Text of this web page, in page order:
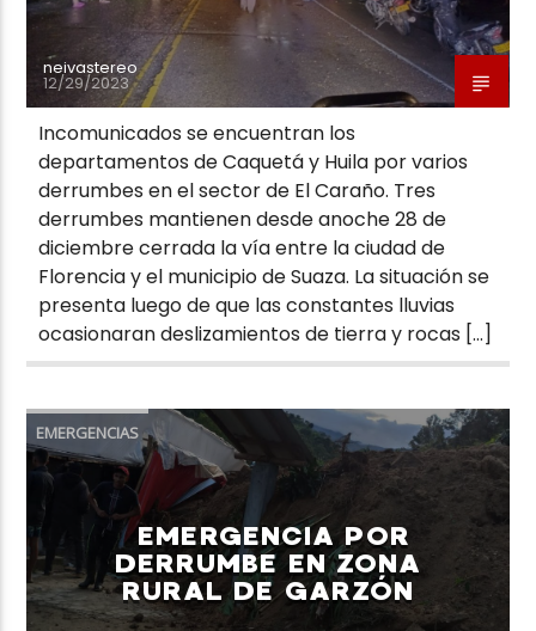
neivastereo
12/29/2023
Incomunicados se encuentran los
departamentos de Caquetá y Huila por varios
derrumbes en el sector de El Caraño. Tres
derrumbes mantienen desde anoche 28 de
diciembre cerrada la vía entre la ciudad de
Florencia y el municipio de Suaza. La situación se
presenta luego de que las constantes lluvias
ocasionaran deslizamientos de tierra y rocas […]
EMERGENCIAS
EMERGENCIA POR
DERRUMBE EN ZONA
RURAL DE GARZÓN